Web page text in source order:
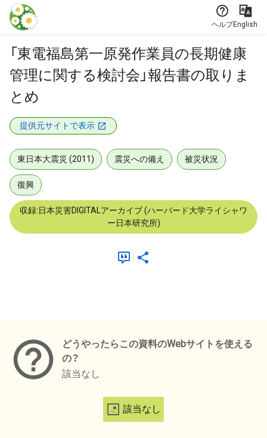
本文に飛ぶ
ヘルプEnglish
「東電福島第一原発作業員の長期健康
管理に関する検討会」報告書の取りま
とめ
提供元サイトで表示
東日本大震災 (2011) 震災への備え 被災状況
復興
収録:日本災害DIGITALアーカイブ (ハーバード大学ライシャワ
ー日本研究所)
どうやったらこの資料のWebサイトを使える
の？
該当なし
該当なし